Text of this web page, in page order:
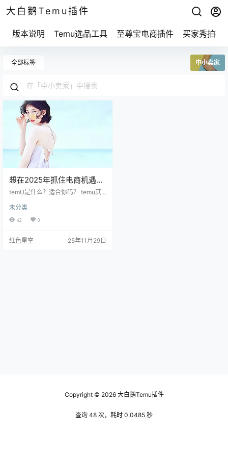
大白鹅Temu插件
版本说明 Temu选品工具 至尊宝电商插件 买家秀拍摄
全部标签 中小卖家
想在2025年抓住电商机遇？
教你轻松入驻temu！
temU是什么？适合你吗？ temu其
打入国际市场，尤其是北美。这里
的商品种类丰富，从家居用品到电
值得关注的选择。 我认识一个朋
未分类
42 0
红色星空 25年11月29日
Copyright © 2026大白鹅Temu插件
查询 48 次，耗时 0.0485 秒